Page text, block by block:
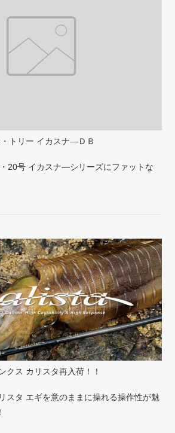
・トリー イカスナ―ＤＢ
20号 イカスナ―シリーズにファットな
クス カリスタ再入荷！！
スタ エギを意のままに操れる操作性が魅